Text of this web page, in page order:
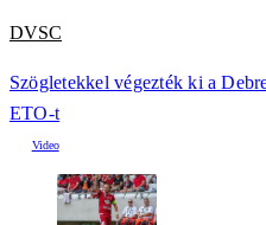
DVSC
Szögletekkel végezték ki a
ETO-t